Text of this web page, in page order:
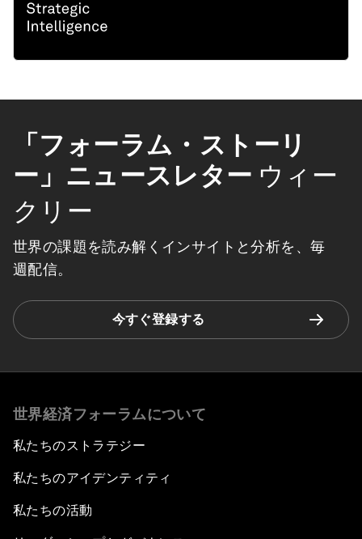
「フォーラム・ストーリ
ー」ニュースレター ウィー
クリー
世界の課題を読み解くインサイトと分析を、毎
週配信。
今すぐ登録する
世界経済フォーラムについて
私たちのストラテジー
私たちのアイデンティティ
私たちの活動